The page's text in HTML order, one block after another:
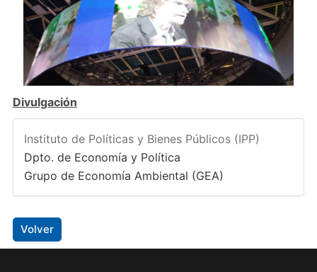
Divulgación
Instituto de Políticas y Bienes Públicos (IPP)
Dpto. de Economía y Política
Grupo de Economía Ambiental (GEA)
Volver